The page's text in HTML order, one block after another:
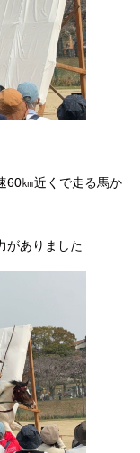
60㎞近くで走る馬か
がありました